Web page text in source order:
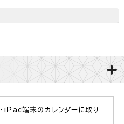
iPad端末のカレンダーに取り